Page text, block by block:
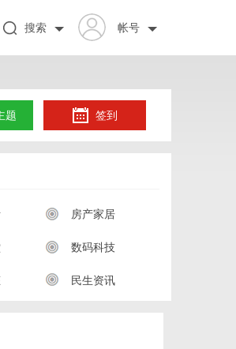
帐号
搜索
题 签到
房产家居
数码科技
民生资讯